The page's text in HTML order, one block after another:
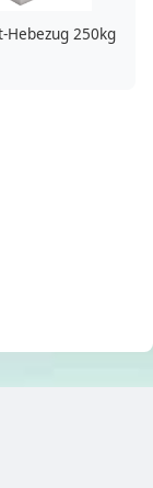
Hebezug 250kg